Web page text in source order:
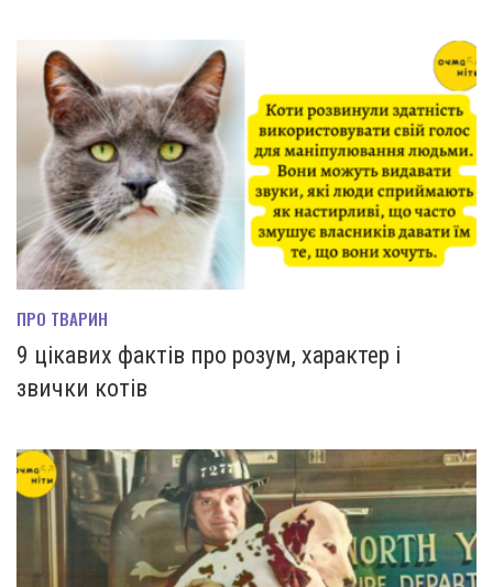
ПРО ТВАРИН
9 цікавих фактів про розум, характер і
звички котів